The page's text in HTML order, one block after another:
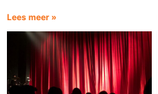
Lees meer »